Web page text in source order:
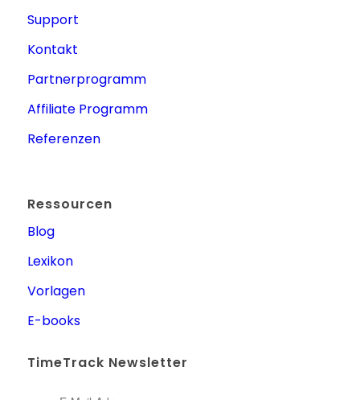
Support
Kontakt
Partnerprogramm
Affiliate Programm
Referenzen
Ressourcen
Blog
Lexikon
Vorlagen
E-books
TimeTrack Newsletter